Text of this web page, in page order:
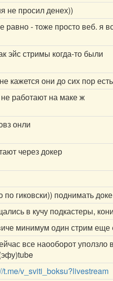
не просил денех))
равно - тоже просто веб. я
эйс стримы когда-то были
кажется они до сих пор
работают на маке ж
онли
через докер
по гиковски)) поднимать
в кучу подкастеры,
минимум один стрим еще
все наооборот уползло
t.me/v_sviti_boksu?livestream